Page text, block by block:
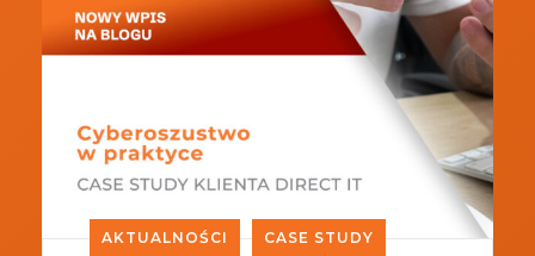
AKTUALNOŚCI CASE STUDY